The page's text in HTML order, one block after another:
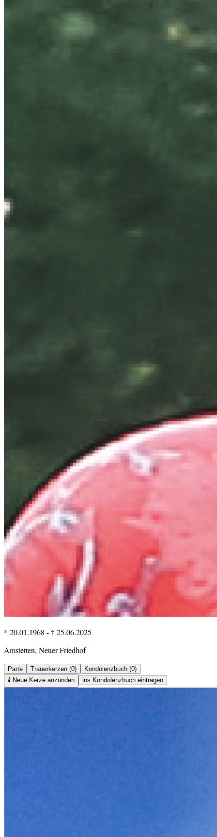
* 20.01.1968 - † 25.06.2025
Amstetten, Neuer Friedhof
Parte Trauerkerzen (0)
Kondolenzbuch (0)
🕯️ Neue Kerze anzünden ins Kondolenzbuch eintragen